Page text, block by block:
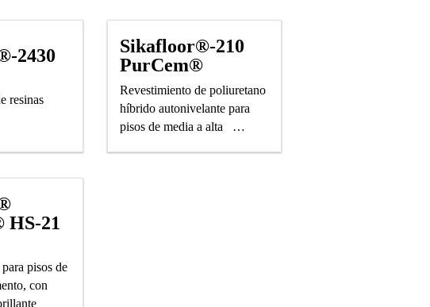
2430
resinas
Sikafloor®-210
PurCem®
Revestimiento de poliuretano
híbrido autonivelante para
pisos de media a alta
HS-21
pisos de
con